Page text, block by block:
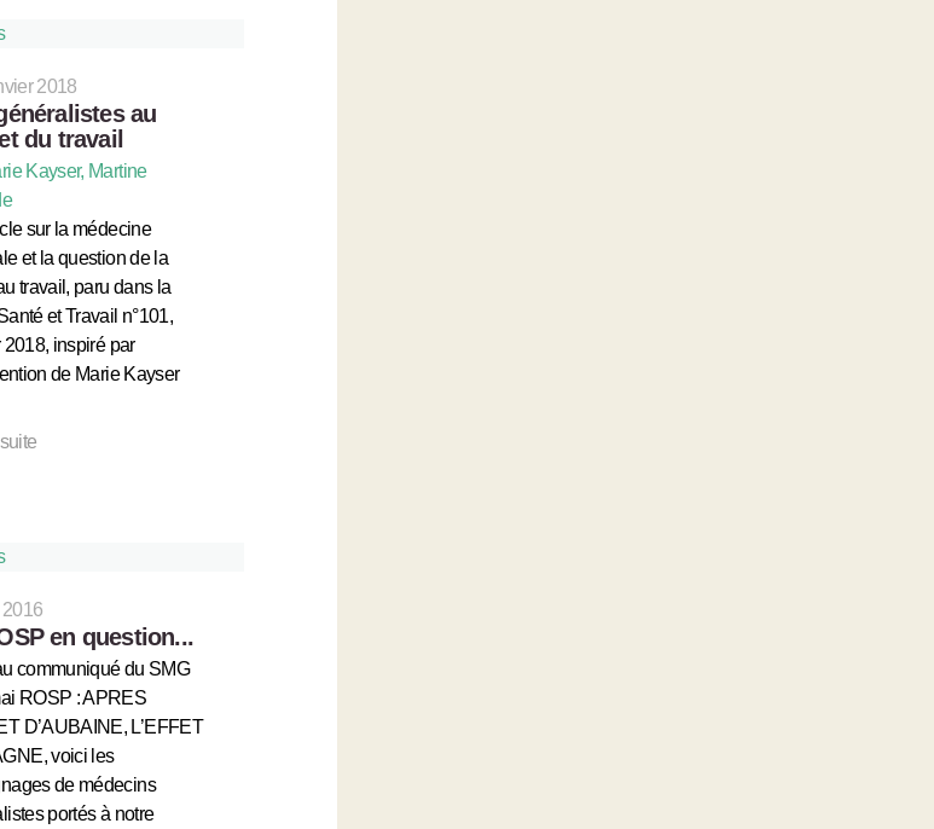
2018
au
du travail
Kayser, Martine
sur la médecine
et la question de la
travail, paru dans la
et Travail n°101,
2018, inspiré par
de Marie Kayser
suite
en question...
communiqué du SMG
ROSP : APRES
D’AUBAINE, L’EFFET
voici les
de médecins
portés à notre